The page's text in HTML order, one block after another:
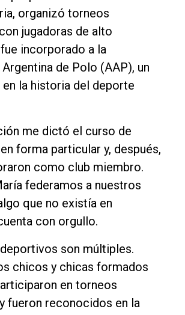
organizó torneos
jugadoras de alto
incorporado a la
de Polo (AAP), un
la historia del deporte
me dictó el curso de
forma particular y, después,
como club miembro.
federamos a nuestros
que no existía en
con orgullo.
son múltiples.
chicos y chicas formados
en torneos
fueron reconocidos en la